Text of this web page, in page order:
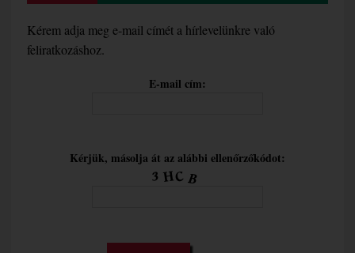
Kérem adja meg e-mail címét a hírlevelünkre való
feliratkozáshoz.
E-mail cím:
Kérjük, másolja át az alábbi ellenőrzőkódot: